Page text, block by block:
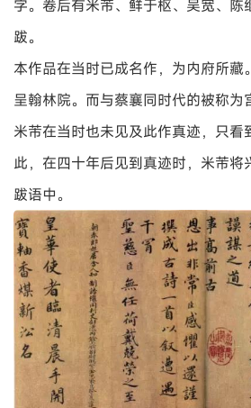
字。卷后有米芾、鲜于枢、吴宽、陈
跋。
本作品在当时已成名作，为内府所藏
呈翰林院。而与蔡襄同时代的被称为
米芾在当时也未见及此作真迹，只看
此，在四十年后见到真迹时，米芾将
跋语中。